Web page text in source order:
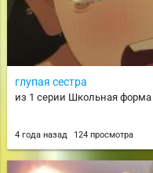
глупая сестра
из 1 серии Школьная форма
4 года назад 124 просмотра